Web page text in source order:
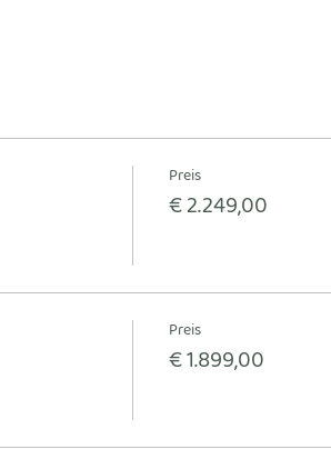
Preis
€ 2.249,00
Preis
€ 1.899,00